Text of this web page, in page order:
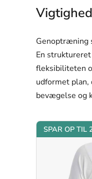
Genoptræning
En
fleksibiliteten
udformet
bevægelse og
SPAR OP TIL